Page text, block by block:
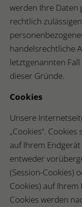
werden Ihre Daten
rechtlich
handelsrechtliche
letztgenannten
dieser Gründe.
Cookies
Unsere
„Cookies“.
auf Ihrem
entweder
(Session-Cookies)
Cookies) auf Ihrem
Cookies werden